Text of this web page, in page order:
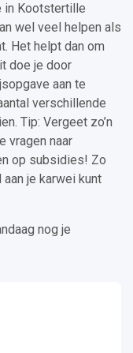
in Kootstertille
wel veel helpen als
Het helpt dan om
doe je door
aan te
verschillende
Tip: Vergeet zo’n
vragen naar
op subsidies! Zo
je karwei kunt
nog je